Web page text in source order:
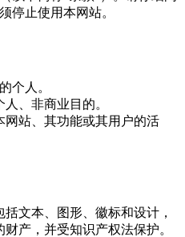
停止使用本网站。
个人。
、非商业目的。
网站、其功能或其用户的活
文本、图形、徽标和设计，
产，并受知识产权法保护。